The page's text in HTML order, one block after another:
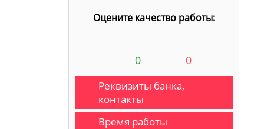
Оцените качество работы:
0 0
Реквизиты банка,
контакты
Время работы